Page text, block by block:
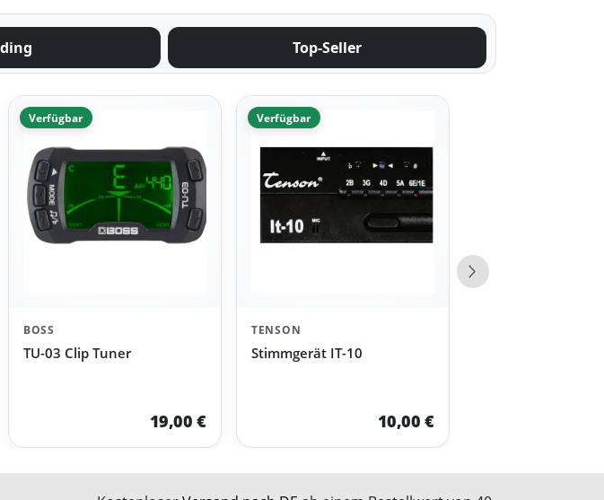
Top-Seller
Verfügbar
BOSS
TU-03 Clip Tuner
19,00 €
Verfügbar
TENSON
Stimmgerät IT-10
10,00 €
Nächste Produkte